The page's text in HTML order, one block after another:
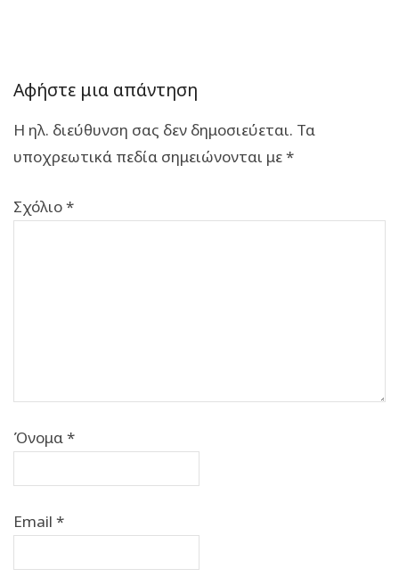
Αφήστε μια απάντηση
Η ηλ. διεύθυνση σας δεν δημοσιεύεται. Τα
υποχρεωτικά πεδία σημειώνονται με*
Σχόλιο*
Όνομα*
Email *